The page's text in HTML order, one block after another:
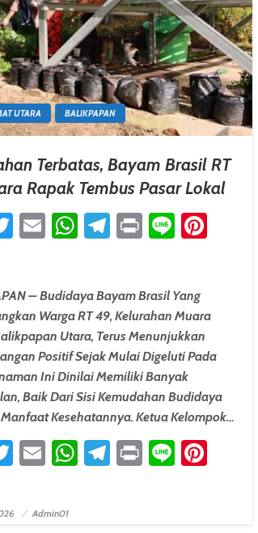
UTARA BALIKPAPAN
Terbatas, Bayam Brasil RT
Rapak Tembus Pasar Lokal
Twitter
EmailWhatsApp
Telegram
Print
Line
– Budidaya Bayam Brasil Yang
Warga RT 49, Kelurahan Muara
Utara, Terus Menunjukkan
Positif Sejak Mulai Digeluti Pada
Ini Dinilai Memiliki Banyak
Baik Dari Sisi Kemudahan Budidaya
Kesehatannya. Ketua Kelompok…
Twitter
EmailWhatsApp
Telegram
Print
Line
Admin01